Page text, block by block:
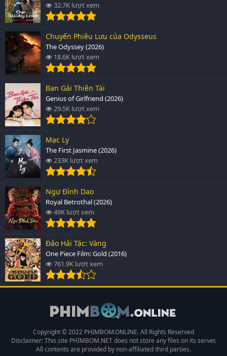
32.7K lượt xem
Chuyến Phiêu Lưu của Odysseus
The Odyssey (2026)
18.6K lượt xem
Bạn Gái Thiên Tài
Genius of Girlfriend (2026)
29.5K lượt xem
Mạc Ly
The First Jasmine (2026)
233K lượt xem
Ngự Đình Dao
Royal Betrothal (2026)
49K lượt xem
Đảo Hải Tặc: Vàng
One Piece Film: Gold (2016)
761.9K lượt xem
Copyright © 2022 PHIMBOM.ONLINE. All Rights Reserved
Disclaimer: This site PHIMBOM.NETdoes not store any files on its server.
All contents are provided by non-affiliated third parties.